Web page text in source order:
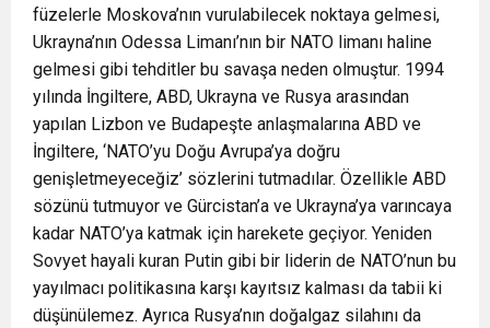
füzelerle Moskova’nın vurulabilecek noktaya gelmesi,
Ukrayna’nın Odessa Limanı’nın bir NATO limanı haline
gelmesi gibi tehditler bu savaşa neden olmuştur. 1994
yılında İngiltere, ABD, Ukrayna ve Rusya arasından
yapılan Lizbon ve Budapeşte anlaşmalarına ABD ve
İngiltere, ‘NATO’yu Doğu Avrupa’ya doğru
genişletmeyeceğiz’ sözlerini tutmadılar. Özellikle ABD
sözünü tutmuyor ve Gürcistan’a ve Ukrayna’ya varıncaya
kadar NATO’ya katmak için harekete geçiyor. Yeniden
Sovyet hayali kuran Putin gibi bir liderin de NATO’nun bu
yayılmacı politikasına karşı kayıtsız kalması da tabii ki
düşünülemez. Ayrıca Rusya’nın doğalgaz silahını da